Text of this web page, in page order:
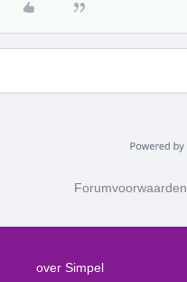
Forumvoorwaarden
over Simpel